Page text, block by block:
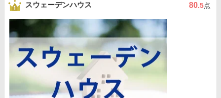
スウェーデンハウス 80.5点